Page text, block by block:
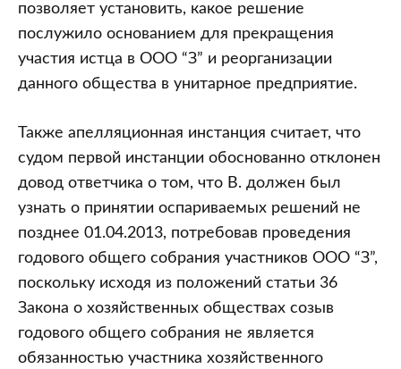
позволяет установить, какое решение
послужило основанием для прекращения
участия истца в ООО “З” и реорганизации
данного общества в унитарное предприятие.
Также апелляционная инстанция считает, что
судом первой инстанции обоснованно отклонен
довод ответчика о том, что В. должен был
узнать о принятии оспариваемых решений не
позднее 01.04.2013, потребовав проведения
годового общего собрания участников ООО “З”,
поскольку исходя из положений статьи 36
Закона о хозяйственных обществах созыв
годового общего собрания не является
обязанностью участника хозяйственного